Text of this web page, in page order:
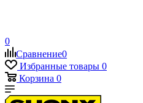
0
Сравнение0
Избранные товары 0
Корзина 0